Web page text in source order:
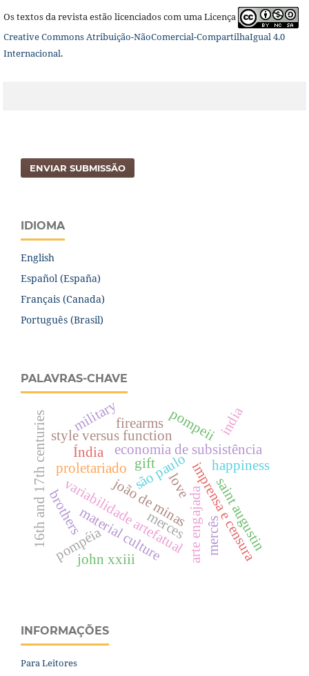
Os textos da revista estão licenciados com uma Licença
Creative Commons Atribuição-NãoComercial-CompartilhaIgual 4.0
Internacional.
ENVIAR SUBMISSÃO
IDIOMA
English
Español (España)
Français (Canada)
Português (Brasil)
PALAVRAS-CHAVE
imprensa e censura
arte engajada
economia de subsistência
são paulo
proletariado
joão de minas
variabilidade artefatual
material culture
style versus functionpompeii
happiness
pompéia saint augustin
john xxiii
love
gift
merces
military
mercês
16th and 17th centuries india
firearms
Índia
brothers
INFORMAÇÕES
Para Leitores